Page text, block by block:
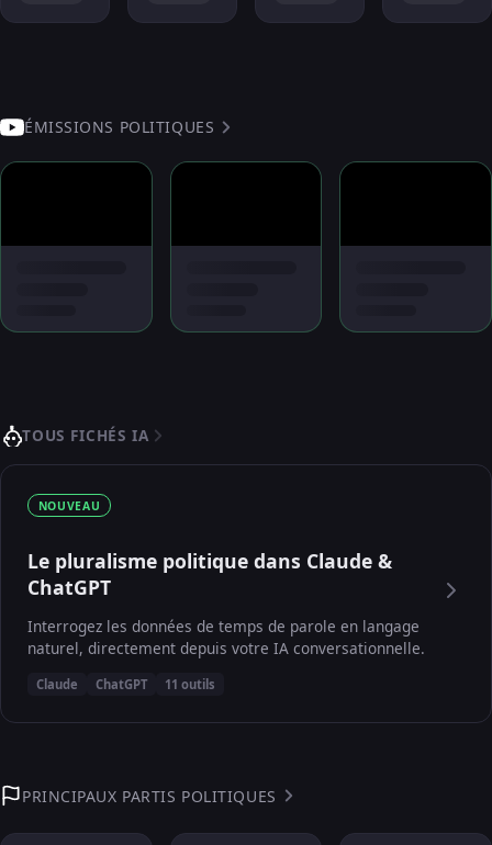
ÉMISSIONS POLITIQUES
TOUS FICHÉS IA
NOUVEAU
Le pluralisme politique dans Claude &
ChatGPT
Interrogez les données de temps de parole en langage
naturel, directement depuis votre IA conversationnelle.
Claude ChatGPT 11 outils
PRINCIPAUX PARTIS POLITIQUES